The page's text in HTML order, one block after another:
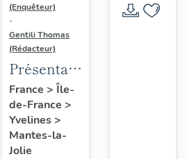
(Enquêteur)
-
Gentili Thomas
(Rédacteur)
Présentation
de l'étude
France > Île-
de-France >
Yvelines>
Mantes-la-
Jolie